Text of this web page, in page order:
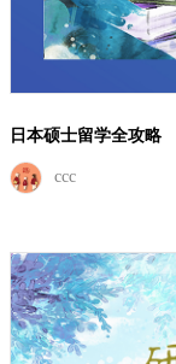
日本硕士留学全攻略
ccc